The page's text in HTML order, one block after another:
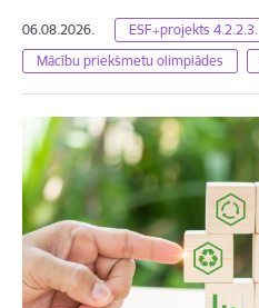
06.08.2026.
ESF+projekts 4.2.2.3.
Mācību priekšmetu olimpiādes